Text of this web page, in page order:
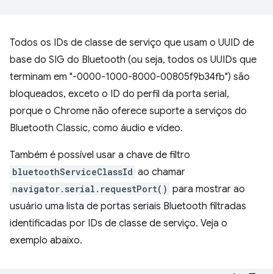
Todos os IDs de classe de serviço que usam o UUID de
base do SIG do Bluetooth (ou seja, todos os UUIDs que
terminam em "-0000-1000-8000-00805f9b34fb") são
bloqueados, exceto o ID do perfil da porta serial,
porque o Chrome não oferece suporte a serviços do
Bluetooth Classic, como áudio e vídeo.
Também é possível usar a chave de filtro
bluetoothServiceClassId ao chamar
navigator.serial.requestPort() para mostrar ao
usuário uma lista de portas seriais Bluetooth filtradas
identificadas por IDs de classe de serviço. Veja o
exemplo abaixo.